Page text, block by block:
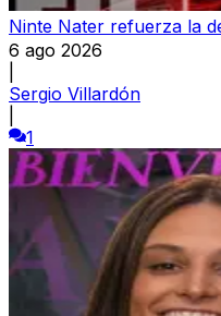
Ninte Nater refuerza la
6 ago 2026
Sergio Villardón
1